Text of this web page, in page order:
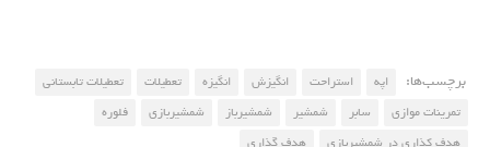
برچسب‌ها: اپه استراحت انگیزش انگیزه تعطیلات
تعطیلات تابستانی
تمرینات موازی
سابر شمشیر شمشیرباز شمشیربازی
فلوره
هدف کذاری در شمشیربازی
هدف گذاری